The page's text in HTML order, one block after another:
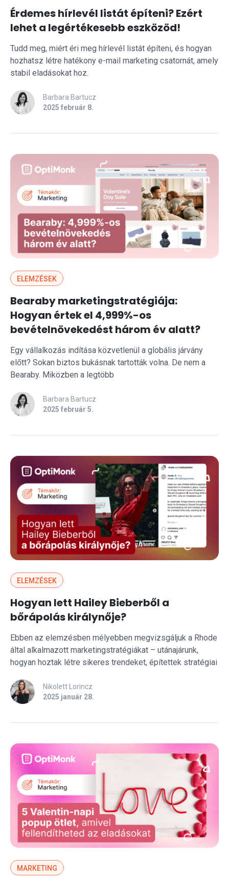
Érdemes hírlevél listát építeni? Ezért
lehet a legértékesebb eszközöd!
Tudd meg, miért éri meg hírlevél listát építeni, és hogyan
hozhatsz létre hatékony e-mail marketing csatornát, amely
stabil eladásokat hoz.
Barbara Bartucz
2025 február 8.
ELEMZÉSEK
Bearaby marketingstratégiája:
Hogyan értek el 4,999%-os
bevételnövekedést három év alatt?
Egy vállalkozás indítása közvetlenül a globális járvány
előtt? Sokan biztos bukásnak tartották volna. De nem a
Bearaby. Miközben a legtöbb
Barbara Bartucz
2025 február 5.
ELEMZÉSEK
Hogyan lett Hailey Bieberből a
bőrápolás királynője?
Ebben az elemzésben mélyebben megvizsgáljuk a Rhode
által alkalmazott marketingstratégiákat – utánajárunk,
hogyan hoztak létre sikeres trendeket, építettek stratégiai
Nikolett Lorincz
2025 január 28.
MARKETING